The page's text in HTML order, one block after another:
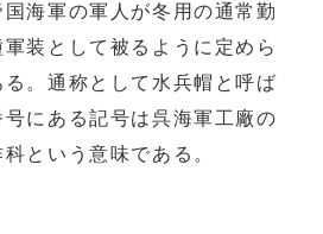
海軍の軍人が冬用の通常勤
装として被るように定めら
。通称として水兵帽と呼ば
にある記号は呉海軍工廠の
という意味である。